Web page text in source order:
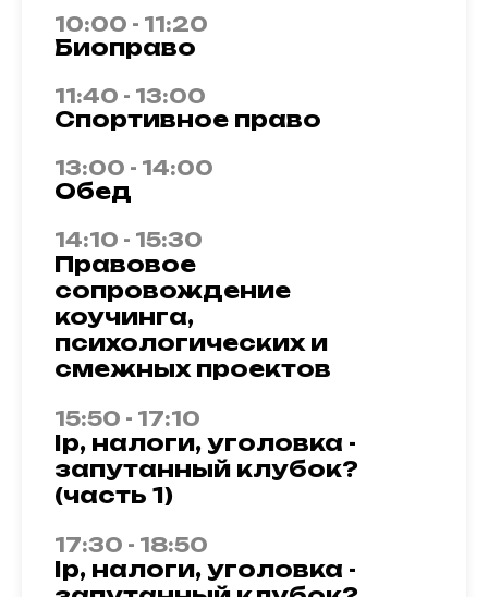
10:00 - 11:20
Биоправо
11:40 - 13:00
Спортивное право
13:00 - 14:00
Обед
14:10 - 15:30
Правовое
сопровождение
коучинга,
психологических и
смежных проектов
15:50 - 17:10
Ip, налоги, уголовка -
запутанный клубок?
(часть 1)
17:30 - 18:50
Ip, налоги, уголовка -